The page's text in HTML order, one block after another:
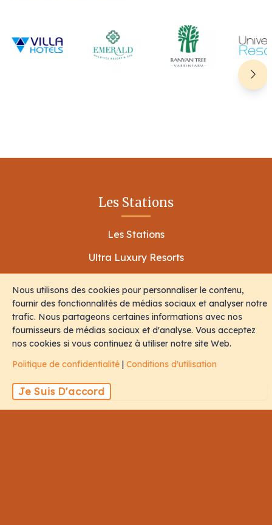
Les Stations
Les Stations
Ultra Luxury Resorts
Hôtels À Bas Prix
Expériences
Nous utilisons des cookies pour personnaliser le contenu,
fournir des fonctionnalités de médias sociaux et analyser notre
trafic. Nous partageons certaines informations avec nos
fournisseurs de médias sociaux et d'analyse. Vous acceptez
nos cookies si vous continuez à utiliser notre site Web.
Politique de confidentialité | Conditions d'utilisation
Je Suis D'accord